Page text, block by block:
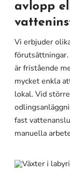
avlopp
Vi erbjuder
förutsättningar.
är fristående
mycket enkla
lokal. Vid
fast
manuella